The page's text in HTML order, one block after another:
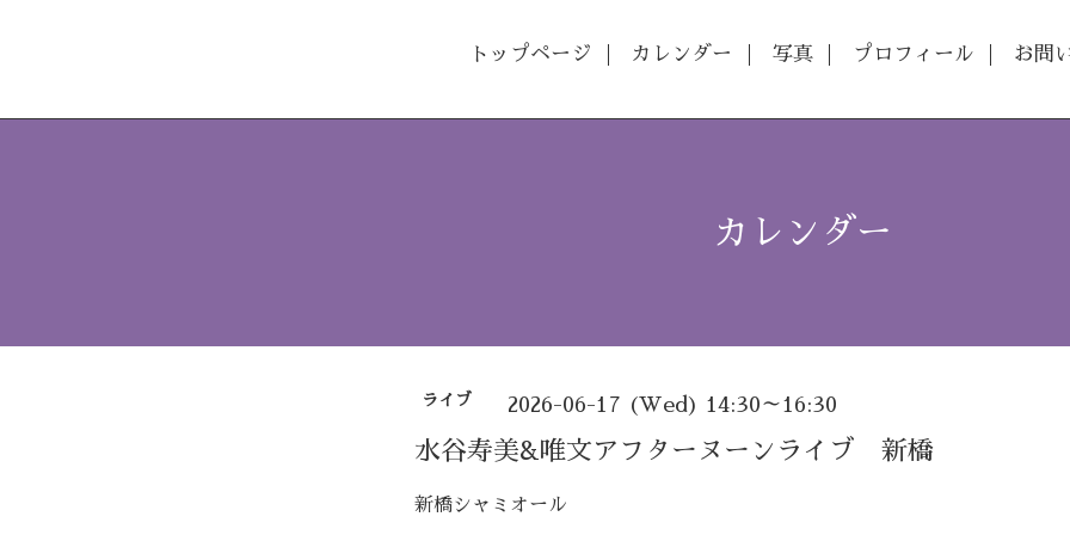
トップページ カレンダー 写真 プロフィール お問
カレンダー
ライブ 2026-06-17 (Wed) 14:30～16:30
水谷寿美&唯文アフターヌーンライブ 新橋
新橋シャミオール